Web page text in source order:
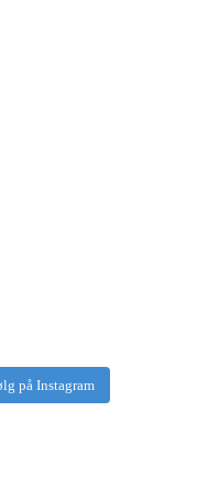
på Instagram